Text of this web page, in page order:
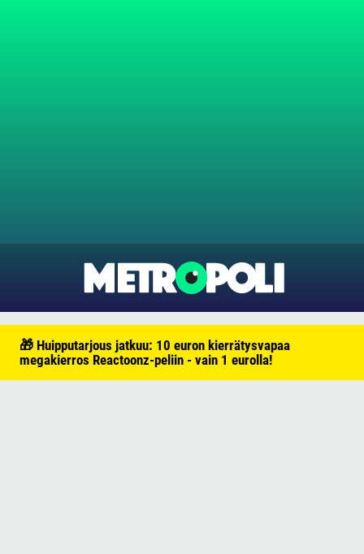
🎁 Huipputarjous jatkuu: 10 euron kierrätysvapaa
megakierros Reactoonz-peliin - vain 1 eurolla!